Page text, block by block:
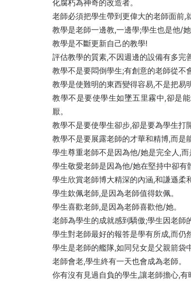
化腐朽為神奇的改造者。
老師必須把學生帶到更偉大的老師面前
教學是老師一邊教,一邊學;學生也是他/她
教學是不斷更新自己的教學!
評估教學的質素,不因週邊的設備有多完
教學不是要悶倒學生;有創意的老師從不
教學是使難明的東西變得容易,不是把易
教學不是要使學生如墜五里霧中,卻是
厭。
教學不是要使學生卻步,卻是要為學生打
教學不是要展露老師的才華和精博,而是
學生尊重老師不是因為他/她是完全人,而
學生敬愛老師是因為他/她在堅持中卻有
學生欣賞老師博大精深的內涵,和謙遜柔
學生欽佩老師,是因為老師值得欽佩。
學生喜歡老師,是因為老師喜歡他/她。
老師為學生的成就感到驕傲;學生因老師
學生對老師最好的報答是學有所成,而仍
學生是老師的艦隊,如同兒女是父親箭袋
老師會老,學生終有一天也會成為老師。
你有沒有見過自負的學生,讓老師擔心,